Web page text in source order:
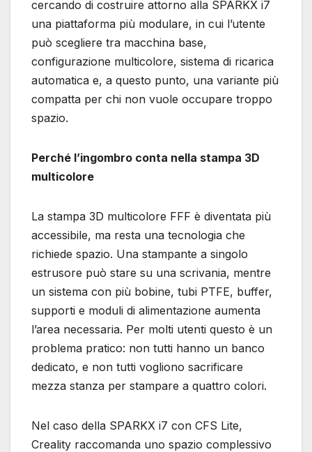
cercando di costruire attorno alla SPARKX i7
una piattaforma più modulare, in cui l’utente
può scegliere tra macchina base,
configurazione multicolore, sistema di ricarica
automatica e, a questo punto, una variante più
compatta per chi non vuole occupare troppo
spazio.
Perché l’ingombro conta nella stampa 3D
multicolore
La stampa 3D multicolore FFF è diventata più
accessibile, ma resta una tecnologia che
richiede spazio. Una stampante a singolo
estrusore può stare su una scrivania, mentre
un sistema con più bobine, tubi PTFE, buffer,
supporti e moduli di alimentazione aumenta
l’area necessaria. Per molti utenti questo è un
problema pratico: non tutti hanno un banco
dedicato, e non tutti vogliono sacrificare
mezza stanza per stampare a quattro colori.
Nel caso della SPARKX i7 con CFS Lite,
Creality raccomanda uno spazio complessivo